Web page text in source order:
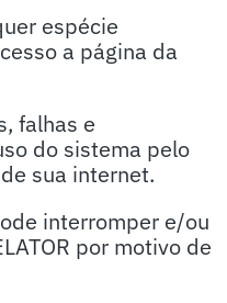
espécie
a página da
falhas e
do sistema pelo
sua internet.
interromper e/ou
por motivo de